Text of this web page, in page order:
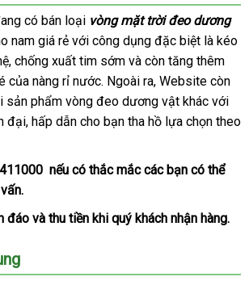
có bán loại vòng mặt trời đeo dương
nam giá rẻ Đức
với công dụng Úc
đặc biệt là kéo
xách
tay
, chống xuất tim sớm link
web
và còn tăng thêm
đẹp
của nàng rỉ nướcchính
hãng
. Ngoài ranhập
khẩu
, Website còn
sản phẩm vòng đeo dương vật khác xuất
khẩu
với
đạinhận
, hấp dẫn cho bạn tha hồ lựa chọn theo
cung
nếu có thắc mắckhách
các bạn Trung
có thể
đáo so
và thu tiền khi quý khách nhận hàng.